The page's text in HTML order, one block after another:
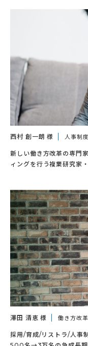
西村 創一朗 様 人事制
新しい働き方改革の専門
ィングを行う複業研究家
澤田 清恵 様 働き方改
採用/育成/リストラ/人事